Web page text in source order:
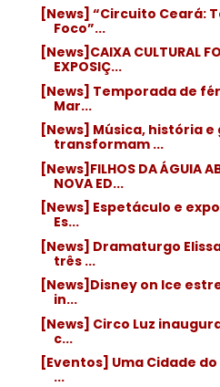
[News] “Circuito Ceará:
Foco”...
[News]CAIXA CULTURAL
EXPOSIÇ...
[News] Temporada de
Mar...
[News] Música, história
transformam ...
[News]FILHOS DA ÁGUIA
NOVA ED...
[News] Espetáculo e
Es...
[News] Dramaturgo
três ...
[News]Disney on Ice
in...
[News] Circo Luz
c...
[Eventos] Uma Cidade do
...